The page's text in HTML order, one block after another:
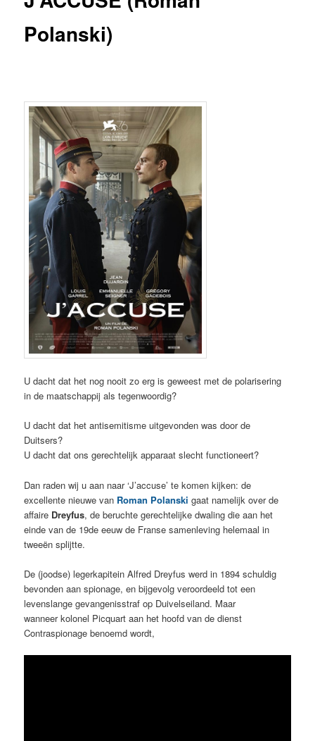
Polanski)
U dacht dat het nog nooit zo erg is geweest met de polarisering
in de maatschappij als tegenwoordig?
U dacht dat het antisemitisme uitgevonden was door de
Duitsers?
U dacht dat ons gerechtelijk apparaat slecht functioneert?
Dan raden wij u aan naar ‘J’accuse’ te komen kijken: de
excellente nieuwe van Roman Polanski gaat namelijk over de
affaire Dreyfus, de beruchte gerechtelijke dwaling die aan het
einde van de 19de eeuw de Franse samenleving helemaal in
tweeën splijtte.
De (joodse) legerkapitein Alfred Dreyfus werd in 1894 schuldig
bevonden aan spionage, en bijgevolg veroordeeld tot een
levenslange gevangenisstraf op Duivelseiland. Maar
wanneer kolonel Picquart aan het hoofd van de dienst
Contraspionage benoemd wordt,